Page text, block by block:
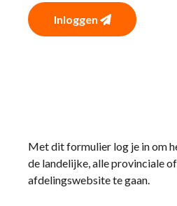
Inloggen
Met dit formulier log je in om
de landelijke, alle provinciale
afdelingswebsite te gaan.